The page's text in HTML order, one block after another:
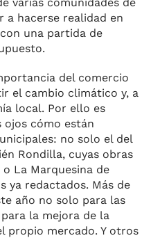
a hacerse realidad en
una partida de
del comercio
el cambio climático y, a
local. Por ello es
ojos cómo están
no solo el del
Rondilla, cuyas obras
La Marquesina de
ya redactados. Más de
año no solo para las
la mejora de la
propio mercado. Y otros